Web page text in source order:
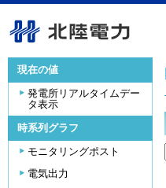
現在の値
発電所リアルタイムデー
タ表示
時系列グラフ
モニタリングポスト
電気出力